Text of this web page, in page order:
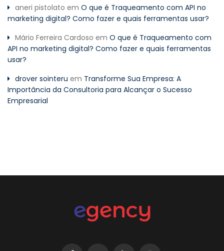
aneri pistolato em O que é Traqueamento com API no
marketing digital? Como fazer e quais ferramentas usar?
Mário Ferreira Cardoso em O que é Traqueamento com
API no marketing digital? Como fazer e quais ferramentas
usar?
drover sointeru em Transforme Sua Empresa: A
Importância da Consultoria para Alcançar o Sucesso
Empresarial